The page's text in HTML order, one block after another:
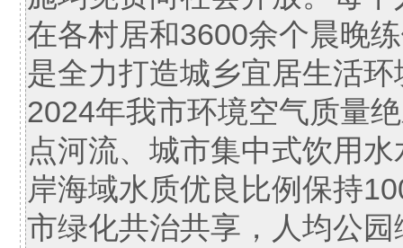
在各村居和3600余个晨晚
是全力打造城乡宜居生活
2024年我市环境空气质量
点河流、城市集中式饮用
岸海域水质优良比例保持
市绿化共治共享，人均公